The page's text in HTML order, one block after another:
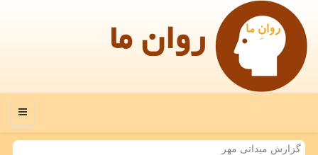
روان ما
منو
گزارش میدانی مهر